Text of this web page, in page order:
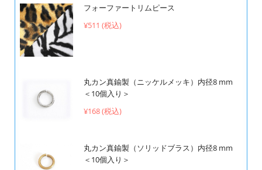
フォーファートリムピース
¥511 (税込)
丸カン真鍮製（ニッケルメッキ）内径8 mm
＜10個入り＞
¥168 (税込)
丸カン真鍮製（ソリッドブラス）内径8 mm
＜10個入り＞